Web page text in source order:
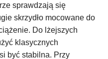
sprawdzają się
skrzydło mocowane do
Do lżejszych
klasycznych
być stabilna. Przy